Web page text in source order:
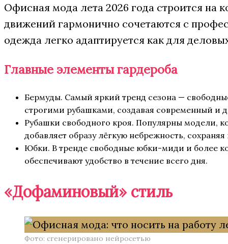
Офисная мода лета 2026 года строится на
движений гармонично сочетаются с
одежда легко адаптируется как для
Главные элементы гардероба
Бермуды. Самый яркий тренд сезона —
строгими рубашками, создавая современный и
Рубашки свободного кроя. Популярны модели,
добавляет образу лёгкую небрежность, сохраняя
Юбки. В тренде свободные юбки-миди и более
обеспечивают удобство в течение всего дня.
«Дофаминовый» стиль
Фото: сгенерировано нейросетью